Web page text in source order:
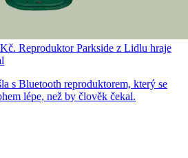
Reproduktor Parkside z Lidlu hraje
s Bluetooth reproduktorem, který se
lépe, než by člověk čekal.